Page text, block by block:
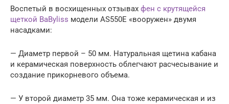
Воспетый в восхищенных отзывах фен с крутящейся
щеткой BaByliss модели AS550E «вооружен» двумя
насадками:
— Диаметр первой – 50 мм. Натуральная щетина кабана
и керамическая поверхность облегчают расчесывание и
создание прикорневого объема.
— У второй диаметр 35 мм. Она тоже керамическая и из